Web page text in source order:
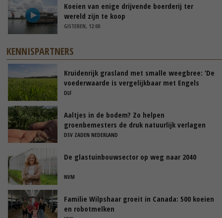
Koeien van enige drijvende boerderij ter
wereld zijn te koop
GISTEREN, 12:00
KENNISPARTNERS
Kruidenrijk grasland met smalle weegbree: ‘De
voederwaarde is vergelijkbaar met Engels
raaigras’
DLF
Aaltjes in de bodem? Zo helpen
groenbemesters de druk natuurlijk verlagen
DSV ZADEN NEDERLAND
De glastuinbouwsector op weg naar 2040
NVM
Familie Wilpshaar groeit in Canada: 500 koeien
en robotmelken